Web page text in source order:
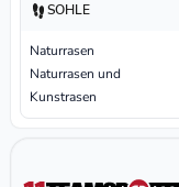
SOHLE
Naturrasen
Naturrasen und
Kunstrasen